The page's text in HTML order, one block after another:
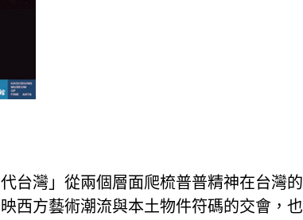
台灣」從兩個層面爬梳普普精神在台灣的
西方藝術潮流與本土物件符碼的交會，也